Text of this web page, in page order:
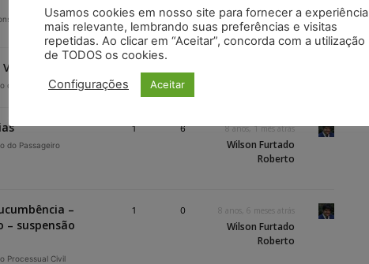
do TJPB
do Passageiro
do Passageiro
1 6 8 anos, 1 mês atrás
Wilson Furtado
Roberto
–
– suspensão
Processual Civil
1 0 8 anos, 6 meses atrás
Wilson Furtado
Roberto
Usamos cookies em nosso site para fornecer a experiência
mais relevante, lembrando suas preferências e visitas
repetidas. Ao clicar em “Aceitar”, concorda com a utilização
de TODOS os cookies.
Configurações Aceitar